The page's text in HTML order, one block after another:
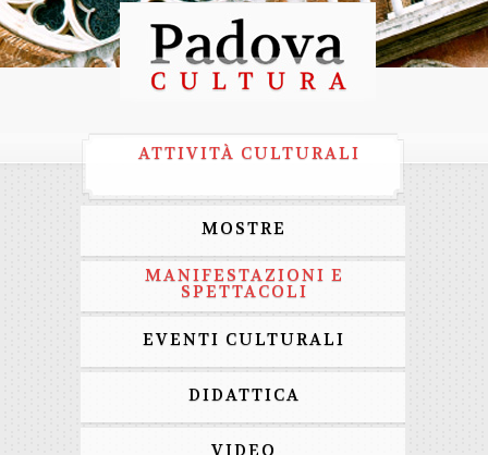
ATTIVITÀ CULTURALI
MOSTRE
MANIFESTAZIONI E
SPETTACOLI
EVENTI CULTURALI
DIDATTICA
VIDEO